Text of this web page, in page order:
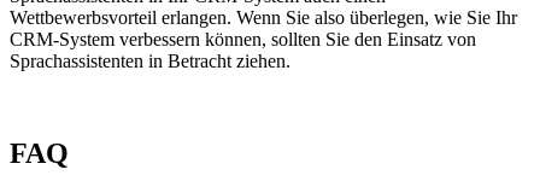
Wettbewerbsvorteil erlangen. Wenn Sie also überlegen, wie Sie Ihr
CRM-System verbessern können, sollten Sie den Einsatz von
Sprachassistenten in Betracht ziehen.
FAQ